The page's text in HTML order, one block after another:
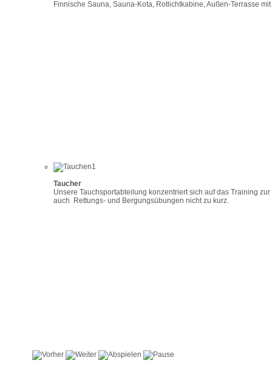
Finnische Sauna, Sauna-Kota, Rotlichtkabine, Außen-Terrasse
Taucher
Unsere Tauchsportabteilung konzentriert sich auf das Training
auch Rettungs- und Bergungsübungen nicht zu kurz.